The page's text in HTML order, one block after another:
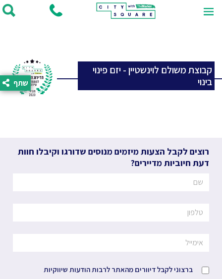
קבוצת משולם לוינשטיין - יזם פינוי
בינוי
שתף
רוצים לקבל הצעות מיזמים מנוסים שדורגו וקיבלו חוות
דעת חיוביות מדיירים?
ברצוני לקבל דיוורים מהאתר לרבות הודעות שיווקיות